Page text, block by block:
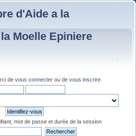
d'Aide a la
Moelle Epiniere
de vous connecter ou de vous inscrire
mot de passe et durée de la session